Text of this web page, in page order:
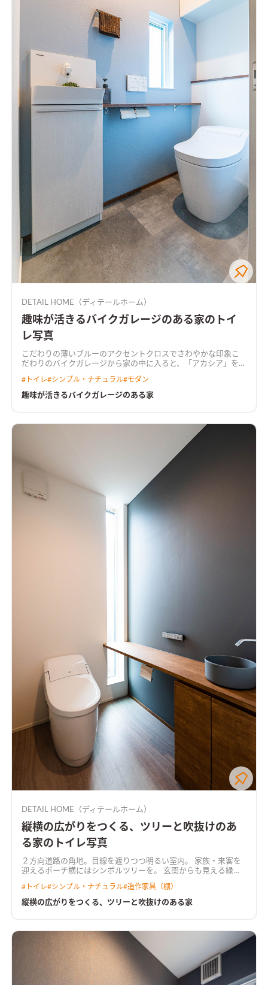
DETAIL HOME（ディテールホーム）
趣味が活きるバイクガレージのある家のトイ
レ写真
こだわりの薄いブルーのアクセントクロスでさわやかな印象 こ
だわりのバイクガレージから家の中に入ると、「アカシア」を基
階段、開口の先に広がる庭は、暮らしをより豊かにする。
シアを基調とした落ち着いた雰囲気のLDK壁掛けTV裏はこだわ
施主こだわりのバイクガレージ趣味のバイク用品な
どをガレージに収納、暮らしながらカスタマイズしていく
# トイレ#シンプル・ナチュラル#モダン
趣味が活きるバイクガレージのある家
DETAIL HOME（ディテールホーム）
縦横の広がりをつくる、ツリーと吹抜けのあ
る家のトイレ写真
２方向道路の角地。目線を遮りつつ明るい室内。 家族・来客を
迎えるポーチ横にはシンボルツリーを。 玄関からも見える緑
吹抜けとシンボルツリーを臨む大きな開口部で、縦と横の奥行き
による開放感をつくりだす。
# トイレ#シンプル・ナチュラル#造作家具（棚）
縦横の広がりをつくる、ツリーと吹抜けのある家